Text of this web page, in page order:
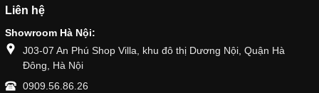
Liên hệ
Showroom Hà Nội:
J03-07 An Phú Shop Villa, khu đô thị Dương Nội, Quận Hà
Đông, Hà Nội
0909.56.86.26